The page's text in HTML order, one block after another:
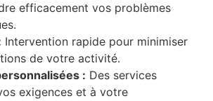
efficacement vos problèmes
Intervention rapide pour minimiser
de votre activité.
: Des services
exigences et à votre